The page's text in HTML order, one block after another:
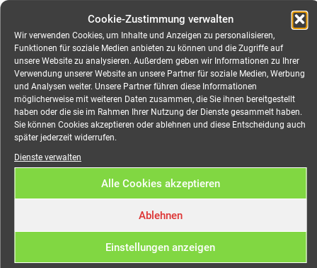
Cookie-Zustimmung verwalten
Wir verwenden Cookies, um Inhalte und Anzeigen zu personalisieren,
Funktionen für soziale Medien anbieten zu können und die Zugriffe auf
unsere Website zu analysieren. Außerdem geben wir Informationen zu Ihrer
Verwendung unserer Website an unsere Partner für soziale Medien, Werbung
und Analysen weiter. Unsere Partner führen diese Informationen
möglicherweise mit weiteren Daten zusammen, die Sie ihnen bereitgestellt
haben oder die sie im Rahmen Ihrer Nutzung der Dienste gesammelt haben.
Sie können Cookies akzeptieren oder ablehnen und diese Entscheidung auch
später jederzeit widerrufen.
Dienste verwalten
Alle Cookies akzeptieren
Ablehnen
Einstellungen anzeigen
Beschreibung
CEE 32A Kabel, 5-pol,
5x6mm², 5,0 Meter mieten
SiRoX Verlängerung, schwarz, 5 m, 1x CEE-Stecker
Ausgezeichnet durch hochwertige Verarbeitung und
besondere Langlebigkeit, überzeugt SiRoX® Kabel
und Verlängerungen auch für den anspruchsvollen
Gebrauch auf der Baustelle oder bei
Veranstaltungen.